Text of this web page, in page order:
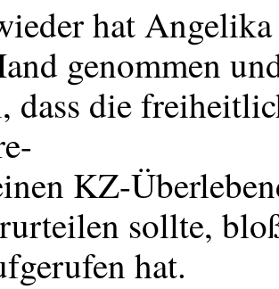
hat
genommen
dass die
KZ-
sollte,
hat.